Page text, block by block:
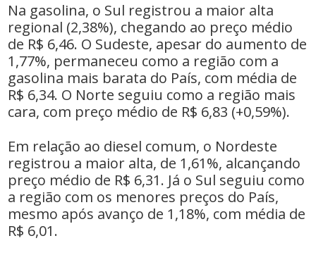
Na gasolina, o Sul registrou a maior alta
regional (2,38%), chegando ao preço médio
de R$ 6,46. O Sudeste, apesar do aumento de
1,77%, permaneceu como a região com a
gasolina mais barata do País, com média de
R$ 6,34. O Norte seguiu como a região mais
cara, com preço médio de R$ 6,83 (+0,59%).
Em relação ao diesel comum, o Nordeste
registrou a maior alta, de 1,61%, alcançando
preço médio de R$ 6,31. Já o Sul seguiu como
a região com os menores preços do País,
mesmo após avanço de 1,18%, com média de
R$ 6,01.